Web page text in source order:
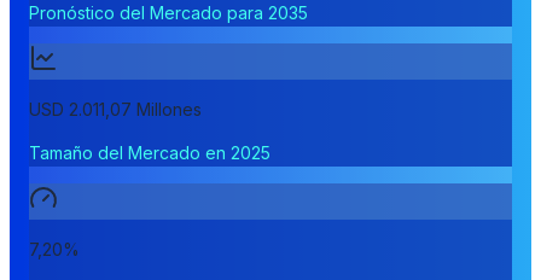
Pronóstico del Mercado para 2035
USD 2.011,07 Millones
Tamaño del Mercado en 2025
7,20%